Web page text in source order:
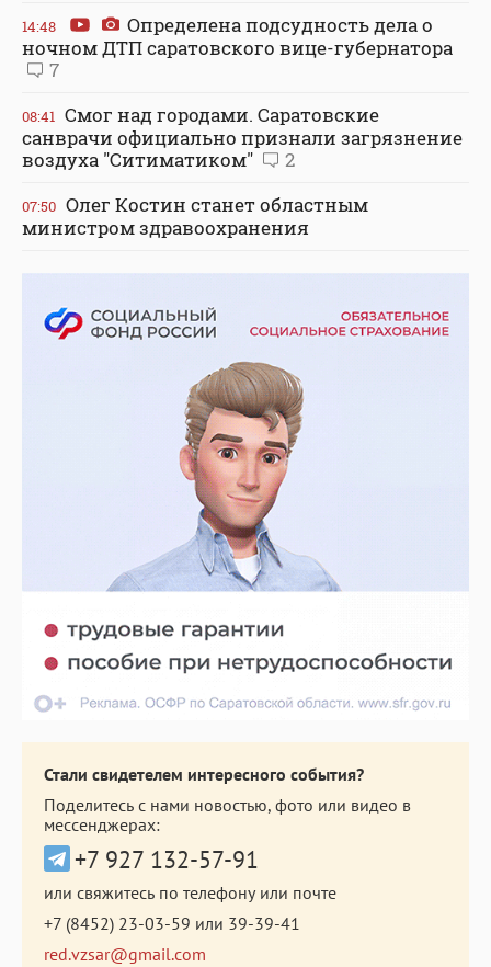
14:48
Определена подсудность дела о
ночном ДТП саратовского вице-губернатора
7
08:41 Смог над городами. Саратовские
санврачи официально признали загрязнение
воздуха "Ситиматиком"
2
07:50 Олег Костин станет областным
министром здравоохранения
Стали свидетелем интересного события?
Поделитесь с нами новостью, фото или видео в
мессенджерах:
+7 927 132-57-91
или свяжитесь по телефону или почте
+7 (8452) 23-03-59 или 39-39-41
red.vzsar@gmail.com